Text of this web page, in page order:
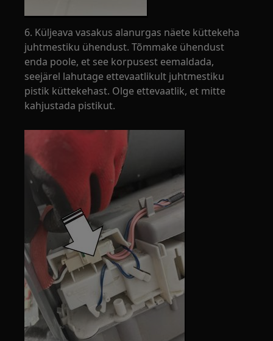
6. Küljeava vasakus alanurgas näete küttekeha
juhtmestiku ühendust. Tõmmake ühendust
enda poole, et see korpusest eemaldada,
seejärel lahutage ettevaatlikult juhtmestiku
pistik küttekehast. Olge ettevaatlik, et mitte
kahjustada pistikut.